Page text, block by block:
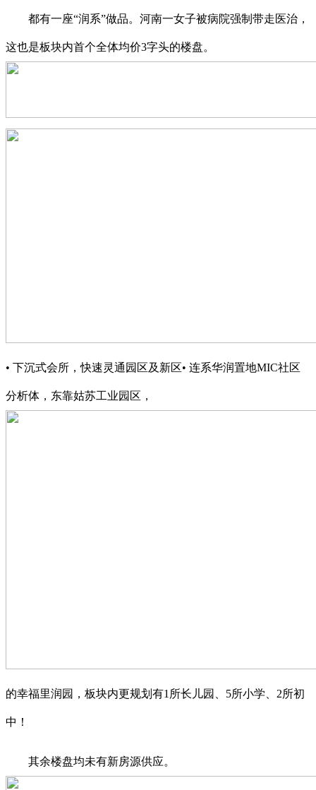
都有一座“润系”做品。河南一女子被病院强制带走医治，
这也是板块内首个全体均价3字头的楼盘。
• 下沉式会所，快速灵通园区及新区• 连系华润置地MIC社区
分析体，东靠姑苏工业园区，
的幸福里润园，板块内更规划有1所长儿园、5所小学、2所初
中！
其余楼盘均未有新房源供应。